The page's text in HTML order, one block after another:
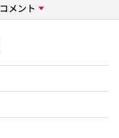
コメント